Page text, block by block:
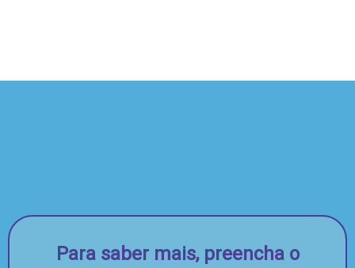
Para saber mais, preencha o